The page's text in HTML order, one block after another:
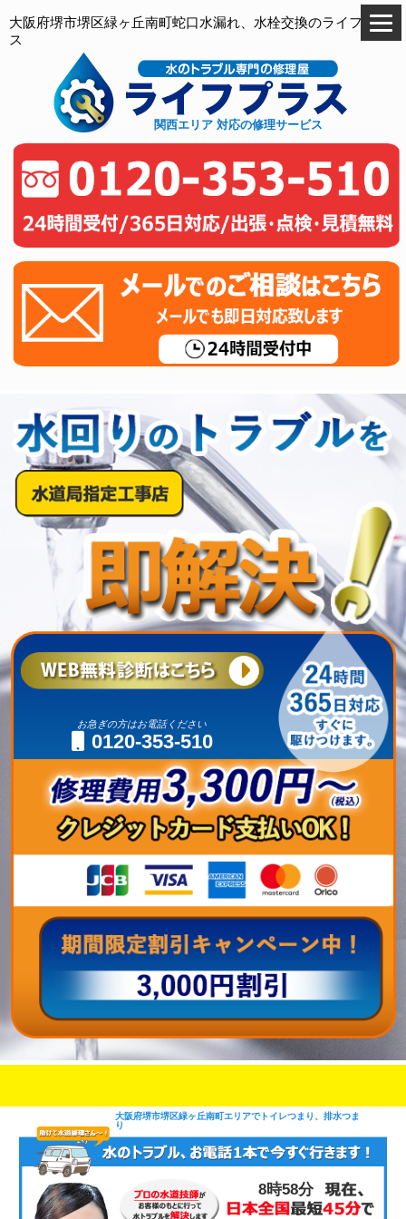
大阪府堺市堺区緑ヶ丘南町蛇口水漏れ、水栓交換のライフプラ
ス
関西エリア 対応の修理サービス
お急ぎの方はお電話ください
0120-353-510
大阪府堺市堺区緑ヶ丘南町エリアでトイレつまり、排水つま
り
8時58分